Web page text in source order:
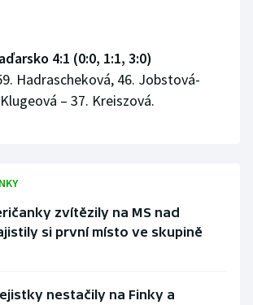
4:1 (0:0, 1:1, 3:0)
Hadrascheková, 46. Jobstová-
– 37. Kreiszová.
zvítězily na MS nad
si první místo ve skupině
nestačily na Finky a